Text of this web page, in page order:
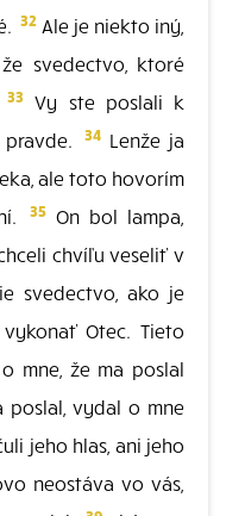
32 Ale je niekto iný,
svedectvo, ktoré
33 Vy ste poslali k
34 Lenže ja
ale toto hovorím
35 On bol lampa,
chvíľu veseliť v
svedectvo, ako je
Otec. Tieto
mne, že ma poslal
poslal, vydal o mne
jeho hlas, ani jeho
neostáva vo vás,